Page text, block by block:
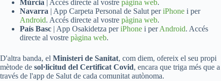
Múrcia | Accés directe al vostre pàgina web.
Navarra | App Carpeta Personal de Salut periPhone i per
Android. Accés directe al vostre pàgina web.
País Basc | App Osakidetza periPhone i perAndroid. Accés
directe al vostre pàgina web.
D'altra banda, el Ministeri de Sanitat, com diem, ofereix el seu propi
mètode de sol·licitud del Certificat Covid, encara que triga més que a
través de l'app de Salut de cada comunitat autònoma.